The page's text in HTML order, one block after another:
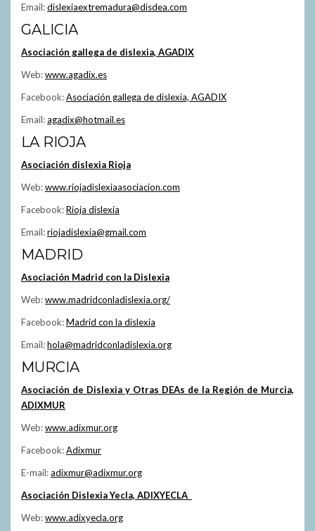
Email:dislexiaextremadura@disdea.com
GALICIA
Asociación gallega de dislexia, AGADIX
Web:www.agadix.es
Facebook:Asociación gallega de dislexia, AGADIX
Email:agadix@hotmail.es
LA RIOJA
Asociación dislexia Rioja
Web:www.riojadislexiaasociacion.com
Facebook:Rioja dislexia
Email:riojadislexia@gmail.com
MADRID
Asociación Madrid con la Dislexia
Web:www.madridconladislexia.org/
Facebook:Madrid con la dislexia
Email:hola@madridconladislexia.org
MURCIA
Asociación de Dislexia y Otras DEAs de la Región de Murcia,
ADIXMUR
Web:www.adixmur.org
Facebook:Adixmur
E-mail:adixmur@adixmur.org
Asociación Dislexia Yecla, ADIXYECLA
Web:www.adixyecla.org